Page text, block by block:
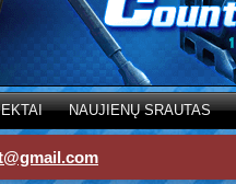
NAUJIENŲ SRAUTAS